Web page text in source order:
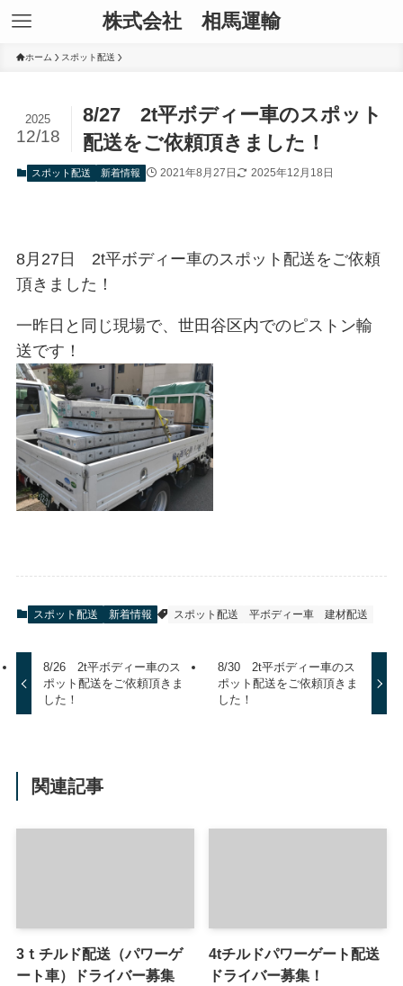
株式会社 相馬運輸
ホーム スポット配送
8/27 2t平ボディー車のスポット
配送をご依頼頂きました！
2025
12/18
スポット配送 新着情報 2021年8月27日 2025年12月18日
8月27日 2t平ボディー車のスポット配送をご依頼
頂きました！
一昨日と同じ現場で、世田谷区内でのピストン輸
送です！
スポット配送 新着情報 スポット配送 平ボディー車 建材配送
8/26 2t平ボディー車のス
ポット配送をご依頼頂きま
した！
8/30 2t平ボディー車のス
ポット配送をご依頼頂きま
した！
関連記事
3ｔチルド配送（パワーゲ
ート車）ドライバー募集
4tチルドパワーゲート配送
ドライバー募集！